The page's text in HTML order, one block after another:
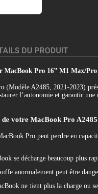
DU PRODUIT
Pro 16” M1 Max/Pro
A2485, 2021-2023)
l’autonomie et garantir
votre MacBook Pro
Pro peut perdre en
se décharge beaucoup plus
anormalement peut être
ne tient plus la charge ou